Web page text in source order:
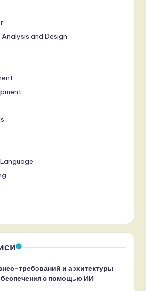
and Design
требований и архитектуры
с помощью ИИ